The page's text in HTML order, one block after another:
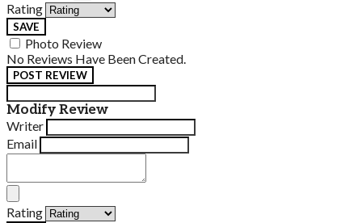
Rating
SAVE
Photo Review
No Reviews Have Been Created.
POST REVIEW
Modify Review
Writer
Email
Rating